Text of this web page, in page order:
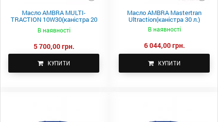
Масло AMBRA MULTI-
TRACTION 10W30(каністра 20
В наявності
5 700,00 грн.
КУПИТИ
Масло AMBRA Mastertran
Ultraction(каністра 30 л.)
В наявності
6 044,00 грн.
КУПИТИ